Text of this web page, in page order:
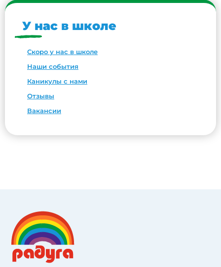
У нас в школе
Скоро у нас в школе
Наши события
Каникулы с нами
Отзывы
Вакансии